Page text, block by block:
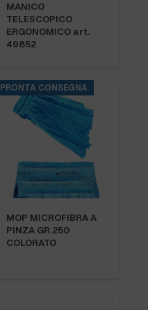
MANICO
TELESCOPICO
ERGONOMICO art.
49852
PRONTA CONSEGNA
MOP MICROFIBRA A
PINZA GR.250
COLORATO